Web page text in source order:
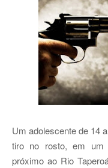
Um adolescente de 14
tiro no rosto, em um
próximo ao Rio